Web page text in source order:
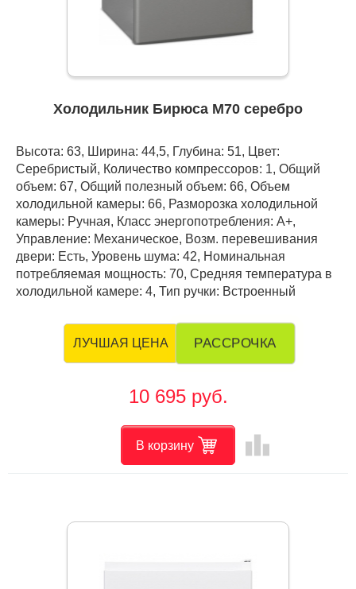
Холодильник Бирюса М70 серебро
Высота: 63, Ширина: 44,5, Глубина: 51, Цвет:
Серебристый, Количество компрессоров: 1, Общий
объем: 67, Общий полезный объем: 66, Объем
холодильной камеры: 66, Разморозка холодильной
камеры: Ручная, Класс энергопотребления: А+,
Управление: Механическое, Возм. перевешивания
двери: Есть, Уровень шума: 42, Номинальная
потребляемая мощность: 70, Средняя температура в
холодильной камере: 4, Тип ручки: Встроенный
ЛУЧШАЯ ЦЕНА РАССРОЧКА
10 695 руб.
В корзину leaderboard